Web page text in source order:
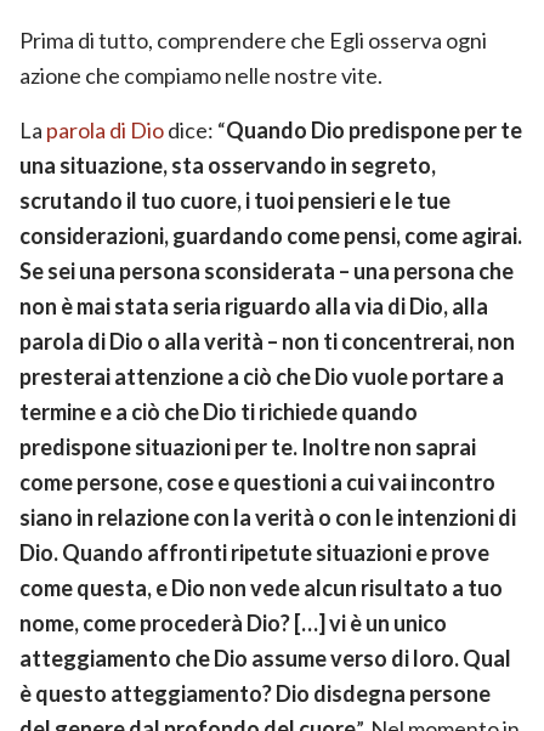
Prima di tutto, comprendere che Egli osserva ogni
azione che compiamo nelle nostre vite.
La parola di Diodice: “Quando Dio predispone per te
una situazione, sta osservando in segreto,
scrutando il tuo cuore, i tuoi pensieri e le tue
considerazioni, guardando come pensi, come agirai.
Se sei una persona sconsiderata – una persona che
non è mai stata seria riguardo alla via di Dio, alla
parola di Dio o alla verità – non ti concentrerai, non
presterai attenzione a ciò che Dio vuole portare a
termine e a ciò che Dio ti richiede quando
predispone situazioni per te. Inoltre non saprai
come persone, cose e questioni a cui vai incontro
siano in relazione con la verità o con le intenzioni di
Dio. Quando affronti ripetute situazioni e prove
come questa, e Dio non vede alcun risultato a tuo
nome, come procederà Dio? […] vi è un unico
atteggiamento che Dio assume verso di loro. Qual
è questo atteggiamento? Dio disdegna persone